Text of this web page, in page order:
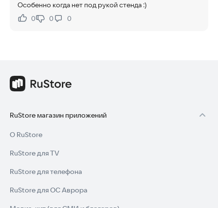
Особенно когда нет под рукой стенда :)
Нравится:
0Не нравится:
0 0
RuStore магазин приложений
О RuStore
RuStore для TV
RuStore для телефона
RuStore для ОС Аврора